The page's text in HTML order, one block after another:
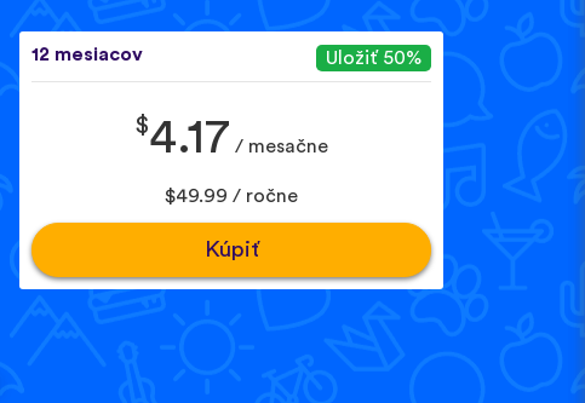
12 mesiacov Uložiť 50%
$4.17 / mesačne
$49.99 / ročne
Kúpiť